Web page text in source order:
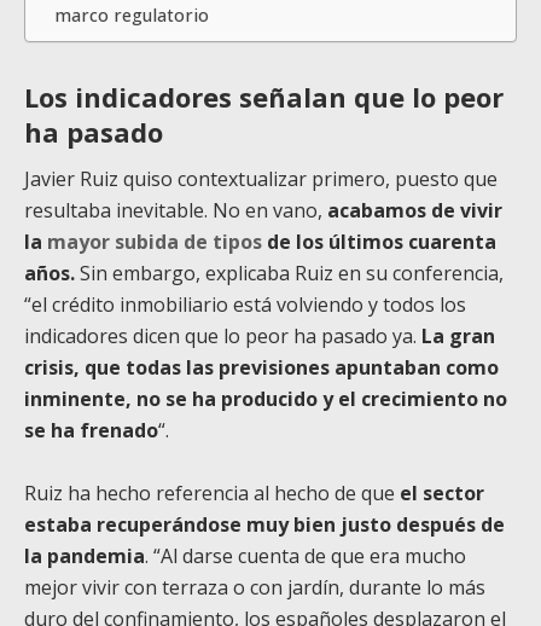
marco regulatorio
Los indicadores señalan que lo peor
ha pasado
Javier Ruiz quiso contextualizar primero, puesto que
resultaba inevitable. No en vano, acabamos de vivir
la mayor subida de tipos de los últimos cuarenta
años.Sin embargo, explicaba Ruiz en su conferencia,
“el crédito inmobiliario está volviendo y todos los
indicadores dicen que lo peor ha pasado ya. La gran
crisis, que todas las previsiones apuntaban como
inminente, no se ha producido y el crecimiento no
se ha frenado“.
Ruiz ha hecho referencia al hecho de que el sector
estaba recuperándose muy bien justo después de
la pandemia. “Al darse cuenta de que era mucho
mejor vivir con terraza o con jardín, durante lo más
duro del confinamiento, los españoles desplazaron el